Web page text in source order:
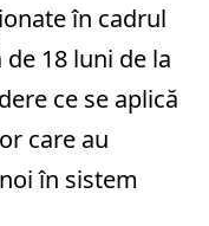
în cadrul
18 luni de la
ce se aplică
care au
în sistem